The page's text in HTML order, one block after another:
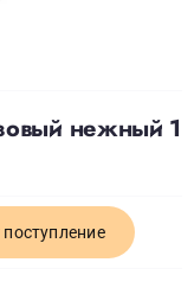
нежный 1